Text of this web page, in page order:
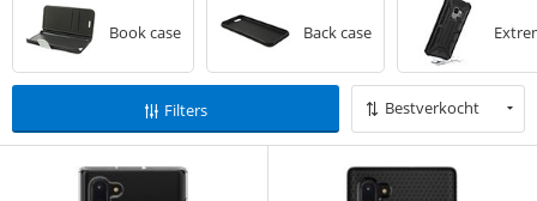
Book case Back case
Filters Bestverkocht